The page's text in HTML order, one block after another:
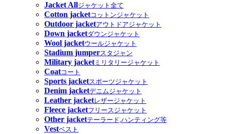
Jacket Allジャケット全て
Cotton jacketコットンジャケット
Outdoor jacketアウトドアジャケット
Down jacketダウンジャケット
Wool jacketウールジャケット
Stadium jumperスタジャン
Military jacketミリタリージャケット
Coatコート
Sports jacketスポーツジャケット
Denim jacketデニムジャケット
Leather jacketレザージャケット
Fleece jacketフリースジャケット
Other jacketテーラード,ハンティング等
Vestベスト